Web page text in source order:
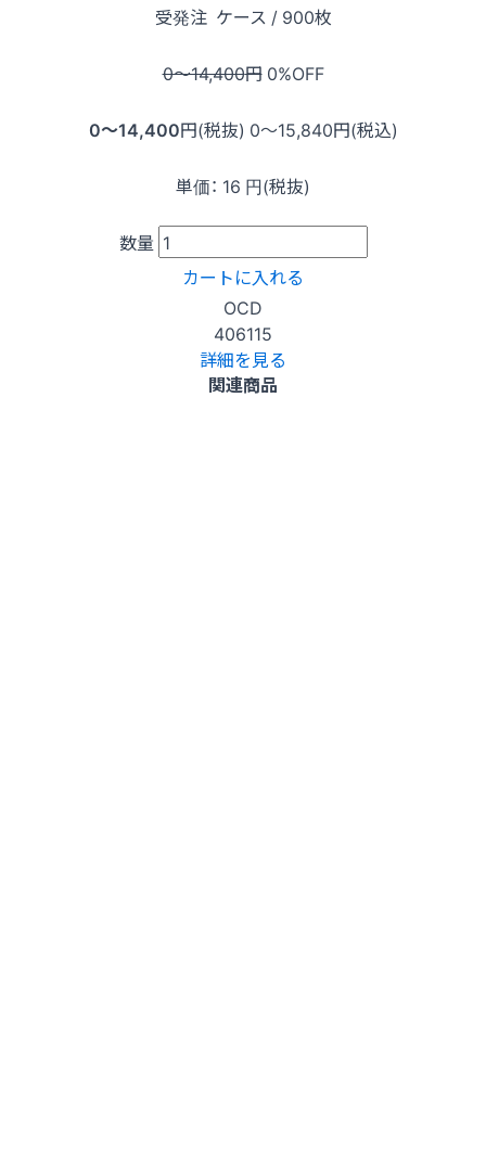
受発注 ケース / 900枚
0〜14,400円 0%OFF
0〜14,400円(税抜) 0〜15,840円(税込)
単価： 16 円(税抜)
数量
カートに入れる
OCD
406115
詳細を見る
関連商品